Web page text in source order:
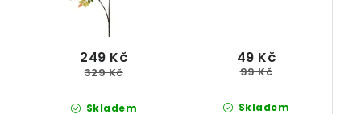
Skladem
249 Kč
329 Kč
Skladem
49 Kč
99 Kč